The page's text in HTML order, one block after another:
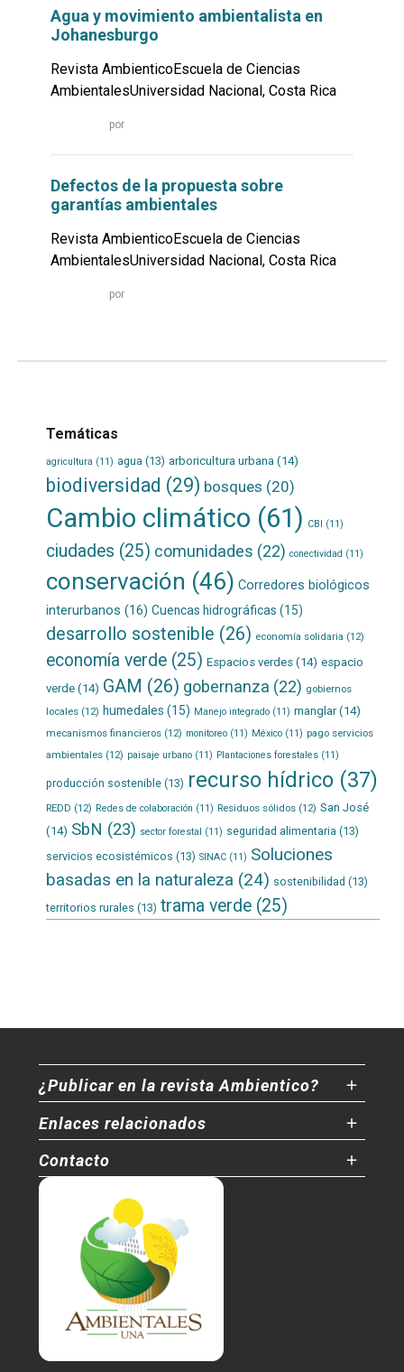
Agua y movimiento ambientalista en
Johanesburgo
Revista AmbienticoEscuela de Ciencias
AmbientalesUniversidad Nacional, Costa Rica
por
Defectos de la propuesta sobre
garantías ambientales
Revista AmbienticoEscuela de Ciencias
AmbientalesUniversidad Nacional, Costa Rica
por
Temáticas
agricultura (11) agua (13) arboricultura urbana (14)
biodiversidad (29) bosques (20)
Cambio climático (61) CBI (11)
ciudades (25) comunidades (22) conectividad (11)
conservación (46) Corredores biológicos
interurbanos (16) Cuencas hidrográficas (15)
desarrollo sostenible (26) economía solidaria (12)
economía verde(25) Espacios verdes(14) espacio
verde(14) GAM (26) gobernanza (22) gobiernos
locales(12) humedales (15) Manejo integrado(11) manglar(14)
mecanismos financieros(12) monitoreo(11) México(11) pago servicios
ambientales(12) paisaje urbano(11) Plantaciones forestales(11)
producción sostenible(13) recurso hídrico(37)
REDD (12) Redes de colaboración (11) Residuos sólidos(12) San José
(14) SbN (23) sector forestal (11) seguridad alimentaria (13)
servicios ecosistémicos (13) SINAC(11) Soluciones
basadas en la naturaleza (24) sostenibilidad (13)
territorios rurales (13) trama verde(25)
¿Publicar en la revista Ambientico?
Enlaces relacionados
Contacto